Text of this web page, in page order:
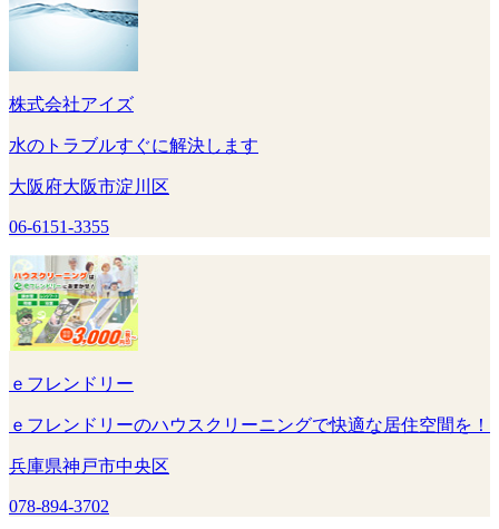
株式会社アイズ
水のトラブルすぐに解決します
大阪府大阪市淀川区
06-6151-3355
ｅフレンドリー
ｅフレンドリーのハウスクリーニングで快適な居住空間を！
兵庫県神戸市中央区
078-894-3702